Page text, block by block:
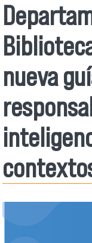
nueva